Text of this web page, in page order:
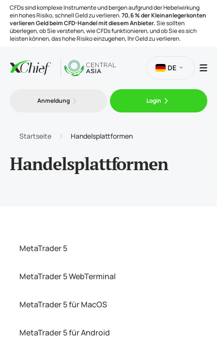
CFDs sind komplexe Instrumente und bergen aufgrund der Hebelwirkung
ein hohes Risiko, schnell Geld zu verlieren.70,6 % der Kleinanlegerkonten
verlieren Geld beim CFD-Handel mit diesem Anbieter.Sie sollten
überlegen, ob Sie verstehen, wie CFDs funktionieren, und ob Sie es sich
leisten können, das hohe Risiko einzugehen, Ihr Geld zu verlieren.
Handelsinstrumente
DE
Anmeldung Login
Startseite Handelsplattformen
Handelsplattformen
MetaTrader 5
MetaTrader 5 WebTerminal
MetaTrader 5 für MacOS
MetaTrader 5 für Android